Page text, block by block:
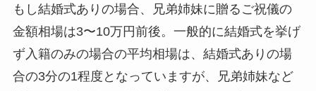
もし結婚式ありの場合、兄弟姉妹に贈るご祝儀の
金額相場は3〜10万円前後。一般的に結婚式を挙げ
ず入籍のみの場合の平均相場は、結婚式ありの場
合の3分の1程度となっていますが、兄弟姉妹など